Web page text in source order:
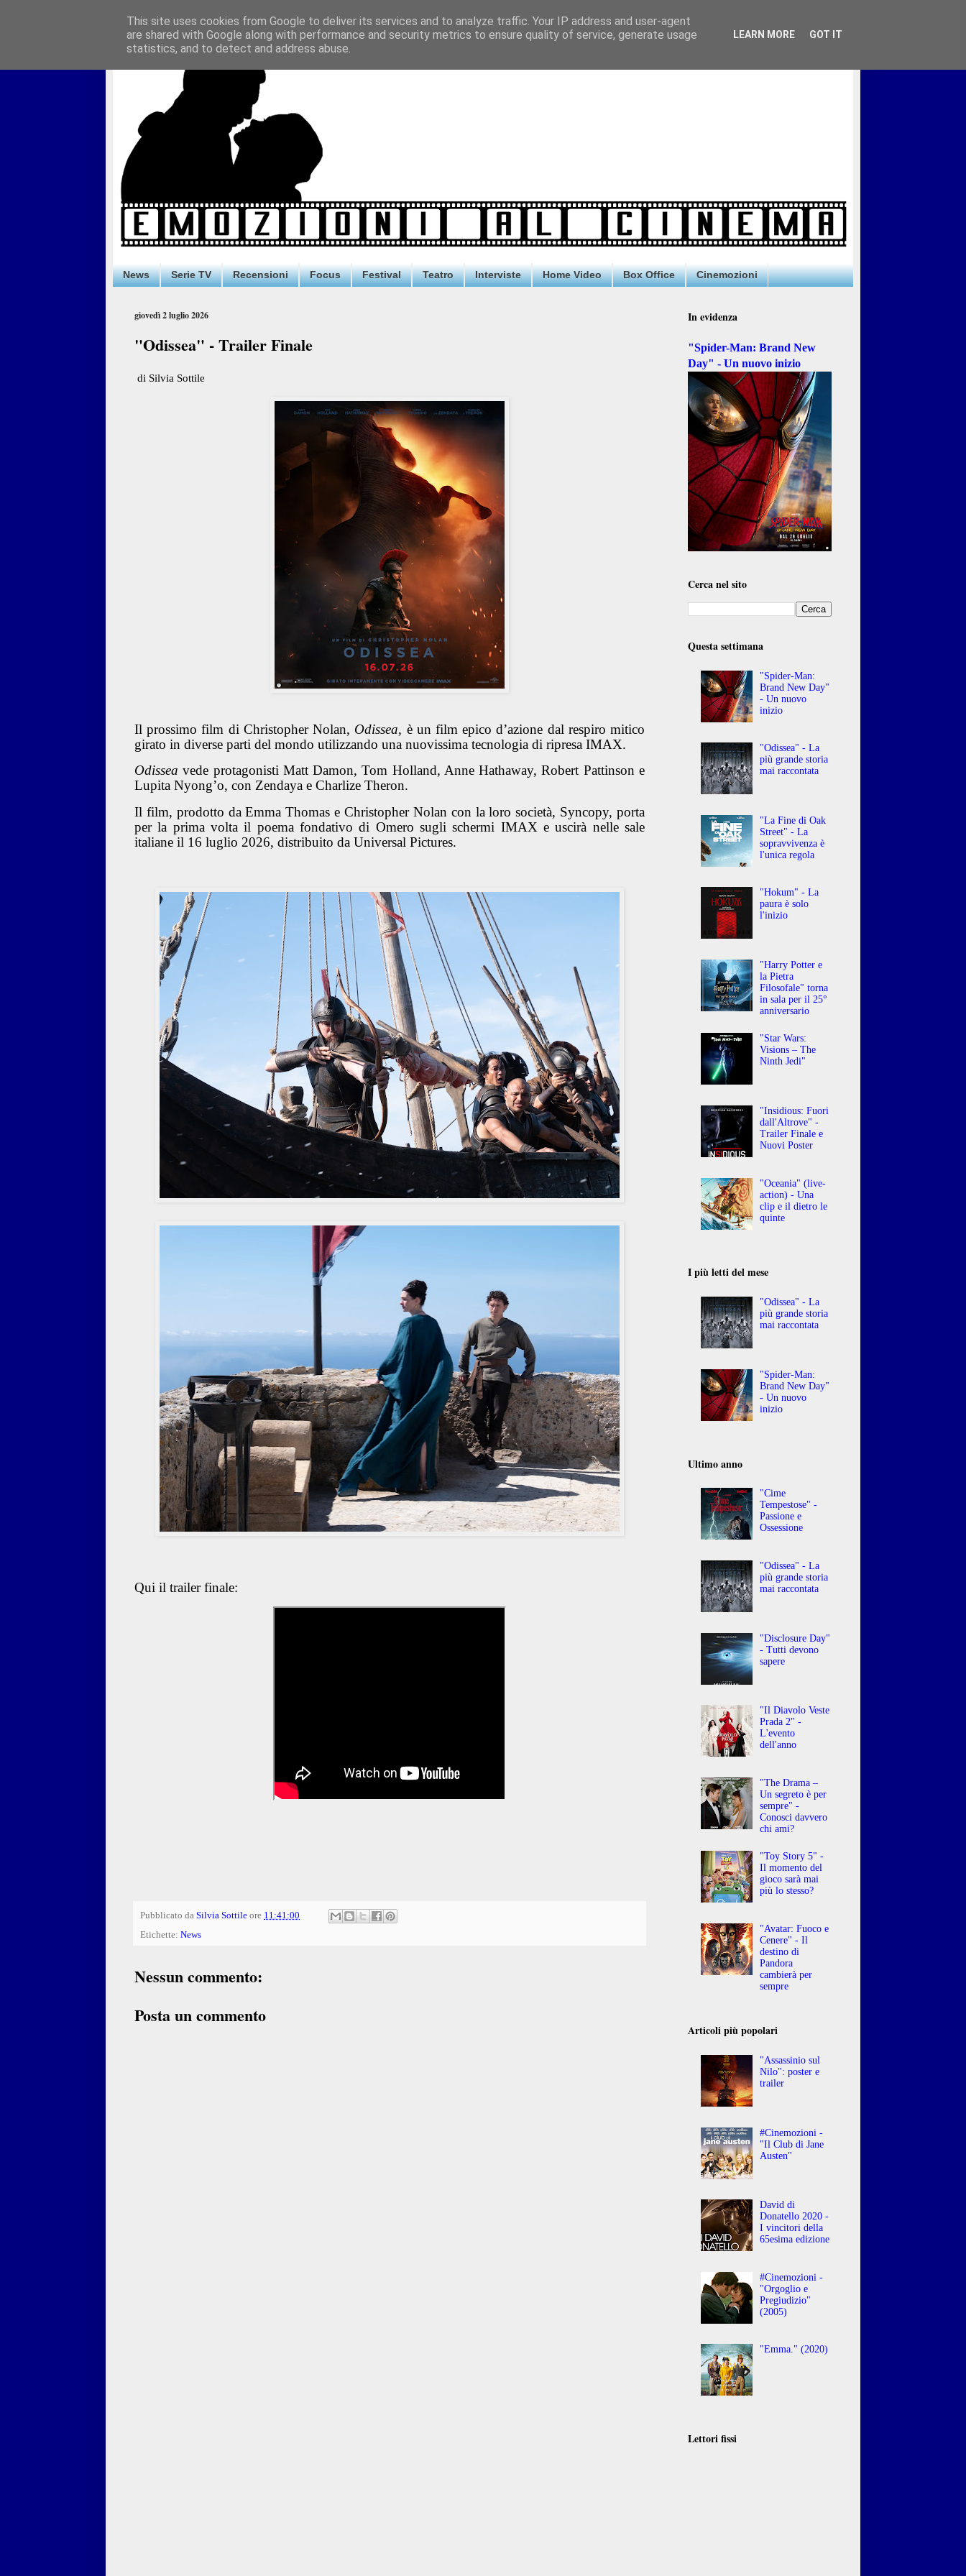
News Serie TV Recensioni Focus Festival Teatro Interviste Home Video Box Office Cinemozioni
giovedì 2 luglio 2026
"Odissea" - Trailer Finale
di Silvia Sottile
Il prossimo film di Christopher Nolan, Odissea, è un film epico d’azione dal respiro mitico
girato in diverse parti del mondo utilizzando una nuovissima tecnologia di ripresa IMAX.
Odissea vede protagonisti Matt Damon, Tom Holland, Anne Hathaway, Robert Pattinson e
Lupita Nyong’o, con Zendaya e Charlize Theron.
Il film, prodotto da Emma Thomas e Christopher Nolan con la loro società, Syncopy, porta
per la prima volta il poema fondativo di Omero sugli schermi IMAX e uscirà nelle sale
italiane il 16 luglio 2026, distribuito da Universal Pictures.
Qui il trailer finale:
Pubblicato da Silvia Sottile ore 11:41:00
Etichette: News
Nessun commento:
Posta un commento
In evidenza
"Spider-Man: Brand New
Day" - Un nuovo inizio
Cerca nel sito
Questa settimana
"Spider-Man:
Brand New Day"
- Un nuovo
inizio
"Odissea" - La
più grande storia
mai raccontata
"La Fine di Oak
Street" - La
sopravvivenza è
l'unica regola
"Hokum" - La
paura è solo
l'inizio
"Harry Potter e
la Pietra
Filosofale" torna
in sala per il 25°
anniversario
"Star Wars:
Visions – The
Ninth Jedi"
"Insidious: Fuori
dall'Altrove" -
Trailer Finale e
Nuovi Poster
"Oceania" (live-
action) - Una
clip e il dietro le
quinte
I più letti del mese
"Odissea" - La
più grande storia
mai raccontata
"Spider-Man:
Brand New Day"
- Un nuovo
inizio
Ultimo anno
"Cime
Tempestose" -
Passione e
Ossessione
"Odissea" - La
più grande storia
mai raccontata
"Disclosure Day"
- Tutti devono
sapere
"Il Diavolo Veste
Prada 2" -
L'evento
dell'anno
"The Drama –
Un segreto è per
sempre" -
Conosci davvero
chi ami?
"Toy Story 5" -
Il momento del
gioco sarà mai
più lo stesso?
"Avatar: Fuoco e
Cenere" - Il
destino di
Pandora
cambierà per
sempre
Articoli più popolari
"Assassinio sul
Nilo": poster e
trailer
#Cinemozioni -
"Il Club di Jane
Austen"
David di
Donatello 2020 -
I vincitori della
65esima edizione
#Cinemozioni -
"Orgoglio e
Pregiudizio"
(2005)
"Emma." (2020)
Lettori fissi
This site uses cookies from Google to deliver its services and to analyze traffic. Your IP address and user-agent
are shared with Google along with performance and security metrics to ensure quality of service, generate usage
statistics, and to detect and address abuse.
LEARN MORE GOT IT